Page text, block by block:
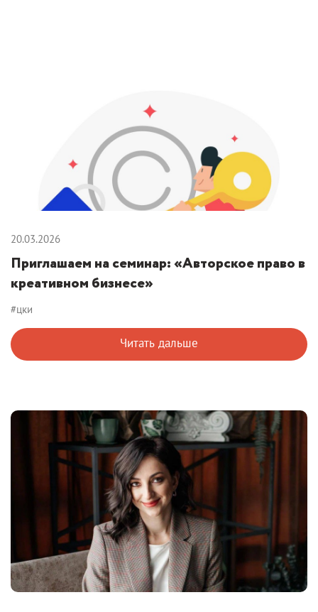
20.03.2026
Приглашаем на семинар: «Авторское право в
креативном бизнесе»
#цки
Читать дальше